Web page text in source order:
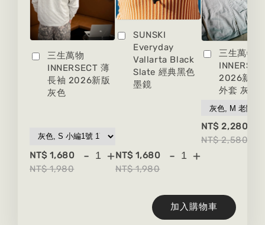
三生萬物
INNERSECT 薄
長袖 2026新版
灰色
NT$ 1,680
NT$ 1,980
- +
SUNSKI
Everyday
Vallarta Black
Slate 經典黑色
墨鏡
NT$ 1,680
NT$ 1,980
- +
三生萬物
2026新版
外套 灰色
NT$ 2,280
NT$ 2,580
加入購物車